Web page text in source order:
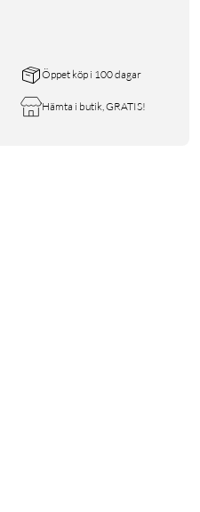
Öppet köp i 100 dagar
Hämta i butik, GRATIS!